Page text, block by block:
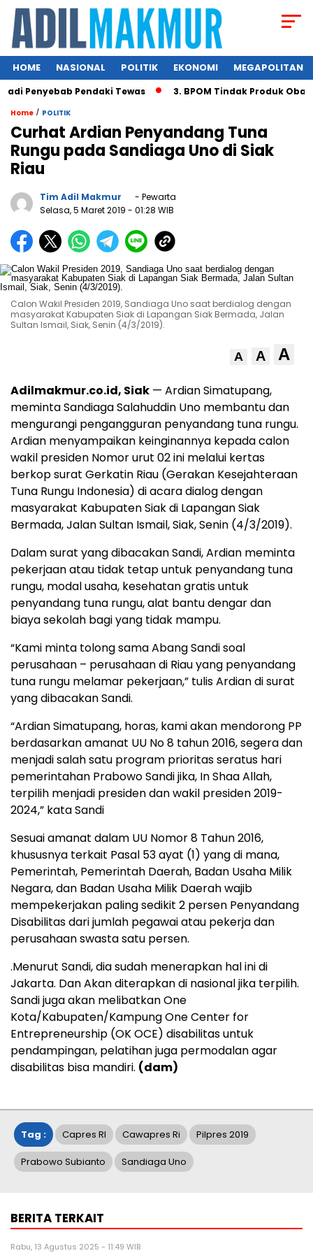
HOME NASIONAL POLITIK EKONOMI MEGAPOLITAN
Penyebab Pendaki Tewas 3. BPOM Tindak Produk Obat
Home / POLITIK
Curhat Ardian Penyandang Tuna
Rungu pada Sandiaga Uno di Siak
Riau
Tim Adil Makmur
- Pewarta
Selasa, 5 Maret 2019 - 01:28 WIB
Calon Wakil Presiden 2019, Sandiaga Uno saat berdialog dengan
masyarakat Kabupaten Siak di Lapangan Siak Bermada, Jalan
Sultan Ismail, Siak, Senin (4/3/2019).
A A A
Adilmakmur.co.id, Siak — Ardian Simatupang,
meminta Sandiaga Salahuddin Uno membantu dan
mengurangi pengangguran penyandang tuna rungu.
Ardian menyampaikan keinginannya kepada calon
wakil presiden Nomor urut 02 ini melalui kertas
berkop surat Gerkatin Riau (Gerakan Kesejahteraan
Tuna Rungu Indonesia) di acara dialog dengan
masyarakat Kabupaten Siak di Lapangan Siak
Bermada, Jalan Sultan Ismail, Siak, Senin (4/3/2019).
Dalam surat yang dibacakan Sandi, Ardian meminta
pekerjaan atau tidak tetap untuk penyandang tuna
rungu, modal usaha, kesehatan gratis untuk
penyandang tuna rungu, alat bantu dengar dan
biaya sekolah bagi yang tidak mampu.
“Kami minta tolong sama Abang Sandi soal
perusahaan – perusahaan di Riau yang penyandang
tuna rungu melamar pekerjaan,” tulis Ardian di surat
yang dibacakan Sandi.
“Ardian Simatupang, horas, kami akan mendorong PP
berdasarkan amanat UU No 8 tahun 2016, segera dan
menjadi salah satu program prioritas seratus hari
pemerintahan Prabowo Sandi jika, In Shaa Allah,
terpilih menjadi presiden dan wakil presiden 2019-
2024,” kata Sandi
Sesuai amanat dalam UU Nomor 8 Tahun 2016,
khususnya terkait Pasal 53 ayat (1) yang di mana,
Pemerintah, Pemerintah Daerah, Badan Usaha Milik
Negara, dan Badan Usaha Milik Daerah wajib
mempekerjakan paling sedikit 2 persen Penyandang
Disabilitas dari jumlah pegawai atau pekerja dan
perusahaan swasta satu persen.
.Menurut Sandi, dia sudah menerapkan hal ini di
Jakarta. Dan Akan diterapkan di nasional jika terpilih.
Sandi juga akan melibatkan One
Kota/Kabupaten/Kampung One Center for
Entrepreneurship (OK OCE) disabilitas untuk
pendampingan, pelatihan juga permodalan agar
disabilitas bisa mandiri. (dam)
Tag : Capres RI Cawapres Ri Pilpres 2019
Prabowo Subianto Sandiaga Uno
BERITA TERKAIT
Rabu, 13 Agustus 2025 - 11:49 WIB